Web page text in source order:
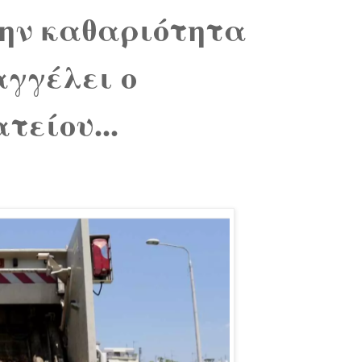
καθαριότητα
ο